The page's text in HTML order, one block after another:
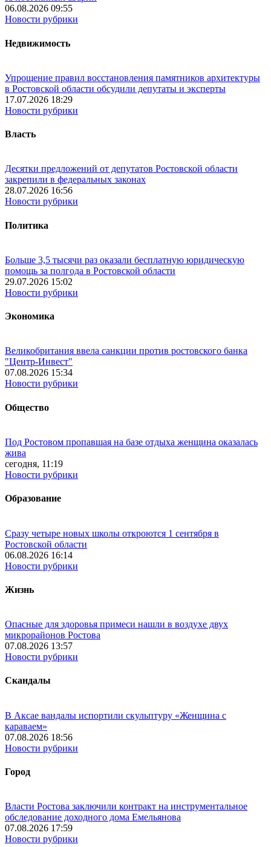
06.08.2026 09:55
Новости рубрики
Недвижимость
Упрощение правил восстановления памятников архитектуры
в Ростовской области обсудили депутаты и эксперты
17.07.2026 18:29
Новости рубрики
Власть
Десятки предложений от депутатов Ростовской области
закрепили в федеральных законах
28.07.2026 16:56
Новости рубрики
Политика
Больше 3,5 тысячи раз оказали бесплатную юридическую
помощь за полгода в Ростовской области
29.07.2026 15:02
Новости рубрики
Экономика
Великобритания ввела санкции против ростовского банка
"Центр-Инвест"
07.08.2026 15:34
Новости рубрики
Общество
Под Ростовом пропавшая на базе отдыха женщина оказалась
жива
сегодня, 11:19
Новости рубрики
Образование
Сразу четыре новых школы откроются 1 сентября в
Ростовской области
06.08.2026 16:14
Новости рубрики
Жизнь
Опасные для здоровья примеси нашли в воздухе двух
микрорайонов Ростова
07.08.2026 13:57
Новости рубрики
Скандалы
В Аксае вандалы испортили скульптуру «Женщина с
караваем»
07.08.2026 18:56
Новости рубрики
Город
Власти Ростова заключили контракт на инструментальное
обследование доходного дома Емельянова
07.08.2026 17:59
Новости рубрики